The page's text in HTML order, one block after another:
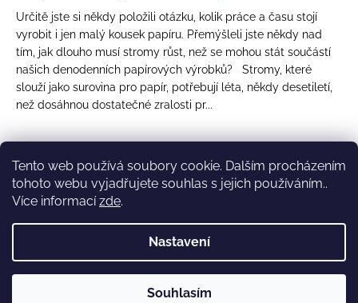
Tento web používá soubory cookie. Dalším procházením
tohoto webu vyjadřujete souhlas s jejich používáním..
Více informacízde.
Nastavení
Souhlasím
Určitě jste si někdy položili otázku, kolik práce a času stojí
vyrobit i jen malý kousek papíru. Přemýšleli jste někdy nad
tím, jak dlouho musí stromy růst, než se mohou stát součástí
našich denodenních papírových výrobků? Stromy, které
slouží jako surovina pro papír, potřebují léta, někdy desetiletí,
než dosáhnou dostatečné zralosti pr...
O
v
l
d
a
c
í
a
Bambooto. Všechna práva vyhrazena.